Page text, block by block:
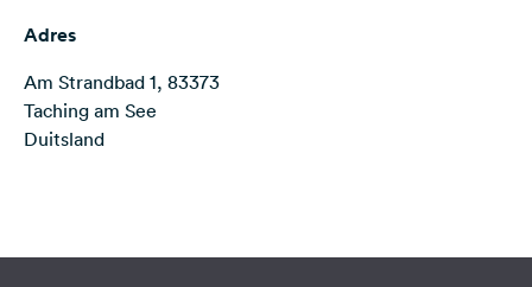
Volg
op
social
media
Adres
Am Strandbad 1, 83373
Taching am See
Duitsland